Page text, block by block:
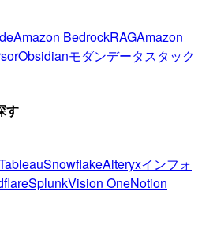
Amazon BedrockRAGAmazon
Obsidianモダンデータスタック
す
SnowflakeAlteryxインフォ
SplunkVision OneNotion